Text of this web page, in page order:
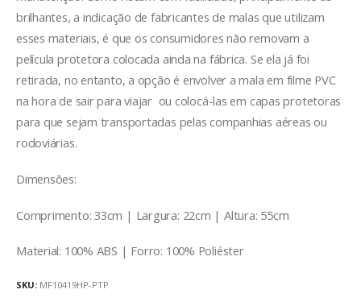
brilhantes, a indicação de fabricantes de malas que utilizam
esses materiais, é que os consumidores não removam a
película protetora colocada ainda na fábrica. Se ela já foi
retirada, no entanto, a opção é envolver a mala em filme PVC
na hora de sair para viajar ou colocá-las em capas protetoras
para que sejam transportadas pelas companhias aéreas ou
rodoviárias.
Dimensões:
Comprimento: 33cm | Largura: 22cm | Altura: 55cm
Material: 100% ABS | Forro: 100% Poliéster
SKU: MF10419HP-PTP